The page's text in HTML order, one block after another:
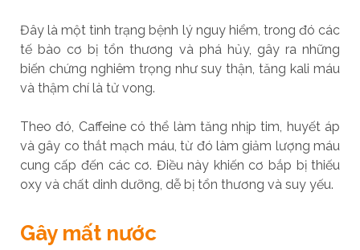
Đây là một tình trạng bệnh lý nguy hiểm, trong đó các
tế bào cơ bị tổn thương và phá hủy, gây ra những
biến chứng nghiêm trọng như suy thận, tăng kali máu
và thậm chí là tử vong.
Theo đó, Caffeine có thể làm tăng nhịp tim, huyết áp
và gây co thắt mạch máu, từ đó làm giảm lượng máu
cung cấp đến các cơ. Điều này khiến cơ bắp bị thiếu
oxy và chất dinh dưỡng, dễ bị tổn thương và suy yếu.
Gây mất nước